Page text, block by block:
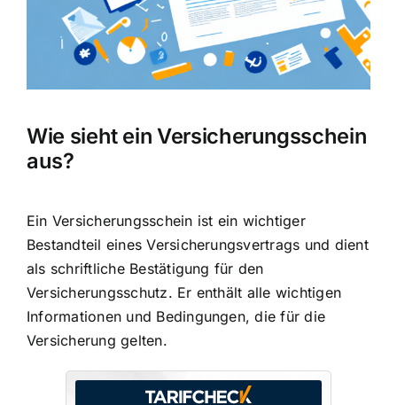
Wie sieht ein Versicherungsschein
aus?
Ein Versicherungsschein ist ein wichtiger
Bestandteil eines Versicherungsvertrags und dient
als schriftliche Bestätigung für den
Versicherungsschutz. Er enthält alle wichtigen
Informationen und Bedingungen, die für die
Versicherung gelten.